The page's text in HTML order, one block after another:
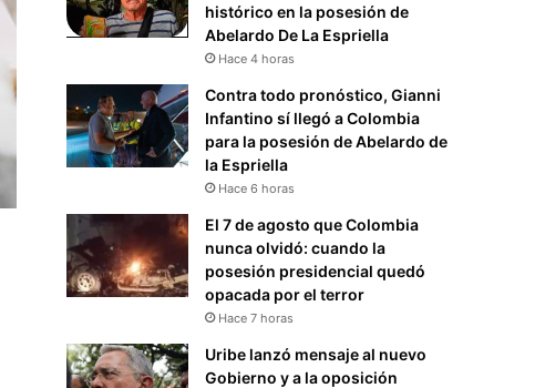
histórico en la posesión de
Abelardo De La Espriella
Hace 4 horas
Contra todo pronóstico, Gianni
Infantino sí llegó a Colombia
para la posesión de Abelardo de
la Espriella
Hace 6 horas
El 7 de agosto que Colombia
nunca olvidó: cuando la
posesión presidencial quedó
opacada por el terror
Hace 7 horas
Uribe lanzó mensaje al nuevo
Gobierno y a la oposición